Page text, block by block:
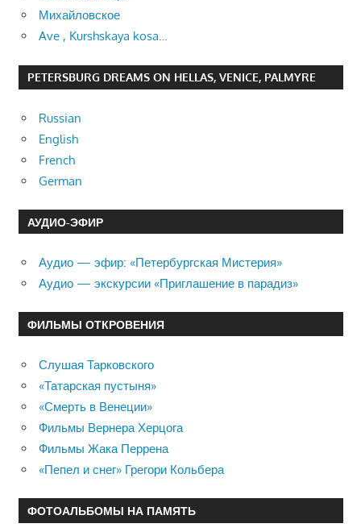
Михайловское
Ave , Kurshskaya kosa…
PETERSBURG DREAMS ON HELLAS, VENICE, PALMYRE
Russian
English
French
German
АУДИО-ЭФИР
Аудио — эфир: «Петербургская Мистерия»
Аудио — экскурсии «Приглашение в парадиз»
ФИЛЬМЫ ОТКРОВЕНИЯ
Слушая Тарковского
«Татарская пустыня»
«Смерть в Венеции»
Фильмы Вернера Херцога
Фильмы Жака Перрена
«Пепел и снег» Грегори Кольбера
ФОТОАЛЬБОМЫ НА ПАМЯТЬ